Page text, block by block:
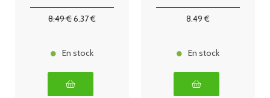
8.49€6.37€
En stock
8.49 €
En stock